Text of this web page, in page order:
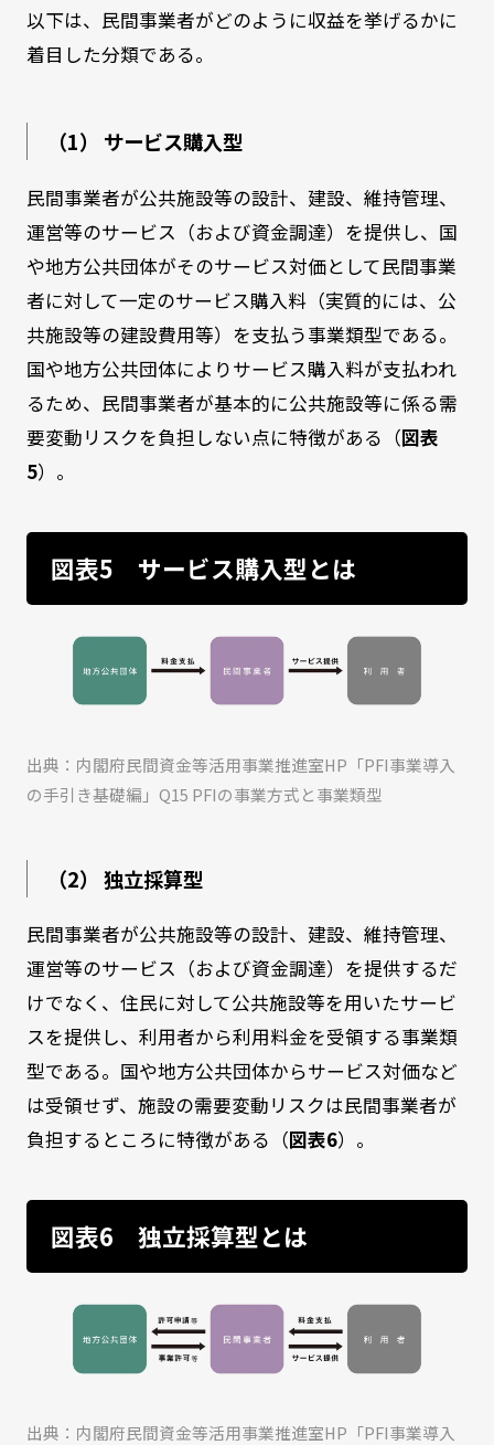
以下は、民間事業者がどのように収益を挙げるかに
着目した分類である。
（1） サービス購入型
民間事業者が公共施設等の設計、建設、維持管理、
運営等のサービス（および資金調達）を提供し、国
や地方公共団体がそのサービス対価として民間事業
者に対して一定のサービス購入料（実質的には、公
共施設等の建設費用等）を支払う事業類型である。
国や地方公共団体によりサービス購入料が支払われ
るため、民間事業者が基本的に公共施設等に係る需
要変動リスクを負担しない点に特徴がある（図表
5）。
図表5 サービス購入型とは
出典：内閣府民間資金等活用事業推進室HP「PFI事業導入
の手引き基礎編」Q15 PFIの事業方式と事業類型
（2） 独立採算型
民間事業者が公共施設等の設計、建設、維持管理、
運営等のサービス（および資金調達）を提供するだ
けでなく、住民に対して公共施設等を用いたサービ
スを提供し、利用者から利用料金を受領する事業類
型である。国や地方公共団体からサービス対価など
は受領せず、施設の需要変動リスクは民間事業者が
負担するところに特徴がある（図表6）。
図表6 独立採算型とは
出典：内閣府民間資金等活用事業推進室HP「PFI事業導入